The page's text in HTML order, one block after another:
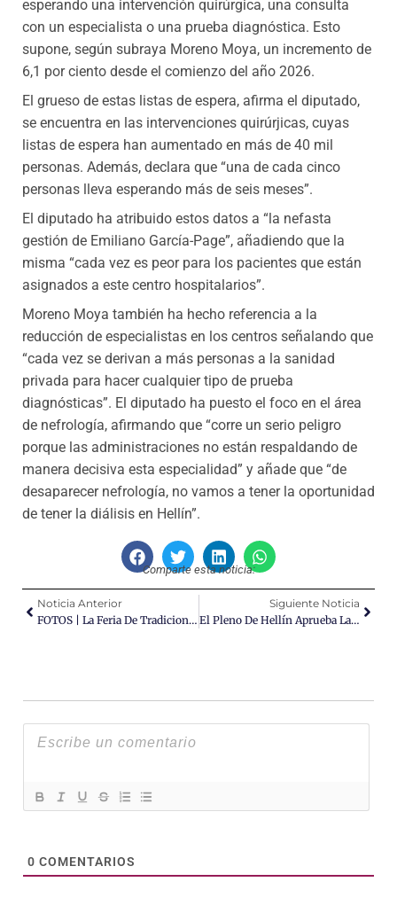
esperando una intervención quirúrgica, una consulta
con un especialista o una prueba diagnóstica. Esto
supone, según subraya Moreno Moya, un incremento de
6,1 por ciento desde el comienzo del año 2026.
El grueso de estas listas de espera, afirma el diputado,
se encuentra en las intervenciones quirúrjicas, cuyas
listas de espera han aumentado en más de 40 mil
personas. Además, declara que “una de cada cinco
personas lleva esperando más de seis meses”.
El diputado ha atribuido estos datos a “la nefasta
gestión de Emiliano García-Page”, añadiendo que la
misma “cada vez es peor para los pacientes que están
asignados a este centro hospitalarios”.
Moreno Moya también ha hecho referencia a la
reducción de especialistas en los centros señalando que
“cada vez se derivan a más personas a la sanidad
privada para hacer cualquier tipo de prueba
diagnósticas”. El diputado ha puesto el foco en el área
de nefrología, afirmando que “corre un serio peligro
porque las administraciones no están respaldando de
manera decisiva esta especialidad” y añade que “de
desaparecer nefrología, no vamos a tener la oportunidad
de tener la diálisis en Hellín”.
Comparte esta noticia:
Noticia Anterior
FOTOS | La Feria De Tradiciones Y Mercado De Artesanía De Fuente-Álamo Celebra Su 13ª Edición
Siguiente Noticia
El Pleno De Hellín Aprueba La Iniciativa Socialista De Abrir Una Escuela Infantil En Cañada De Agra
0 COMENTARIOS